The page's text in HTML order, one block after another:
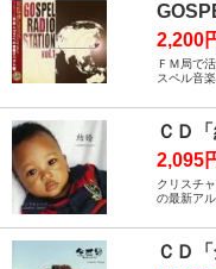
2,200
ＦＭ局で
スペル音
ＣＤ「
2,095
クリスチ
の最新ア
ＣＤ「